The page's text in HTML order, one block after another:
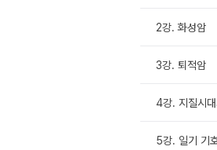
2강. 화성암
3강. 퇴적암
4강. 지질시
5강. 일기 기